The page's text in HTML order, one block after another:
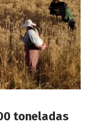
toneladas